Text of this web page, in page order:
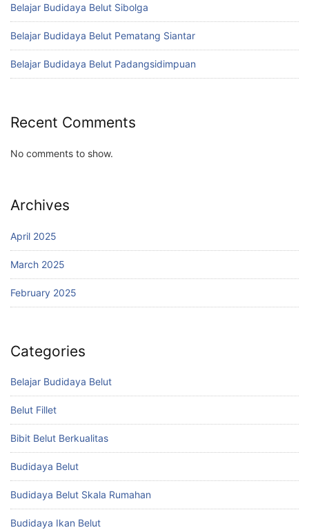
Belajar Budidaya Belut Sibolga
Belajar Budidaya Belut Pematang Siantar
Belajar Budidaya Belut Padangsidimpuan
Recent Comments
No comments to show.
Archives
April 2025
March 2025
February 2025
Categories
Belajar Budidaya Belut
Belut Fillet
Bibit Belut Berkualitas
Budidaya Belut
Budidaya Belut Skala Rumahan
Budidaya Ikan Belut